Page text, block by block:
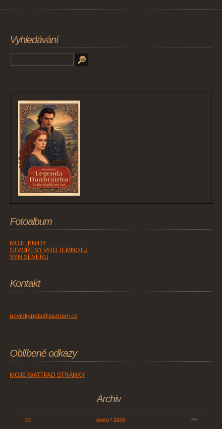
Vyhledávání
Fotoalbum
MOJE KNIHY
STVOŘENÝ PRO TEMNOTU
SYN SEVERU
Kontakt
povidkypeta@seznam.cz
Oblíbené odkazy
MOJE WATTPAD STRÁNKY
Archiv
<< srpen / 2026 >>